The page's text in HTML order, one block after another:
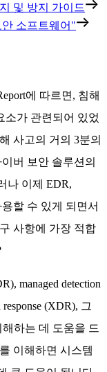
및 방지 가이드
안 소프트웨어"
에 따르면, 침해
소가 관련되어 있었
사고의 거의 3분의
버 보안 솔루션의
나 이제 EDR,
할 수 있게 되면서
사항에 가장 적합
managed detection
response (XDR), 그
하는 데 도움을 드
이해하면 시스템